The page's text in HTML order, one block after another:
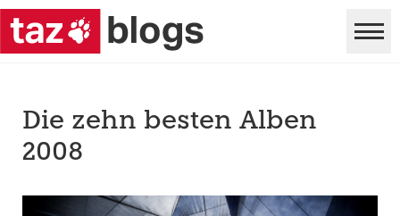
Die zehn besten Alben
2008